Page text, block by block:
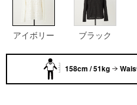
アイボリー ブラック
158cm / 51kg